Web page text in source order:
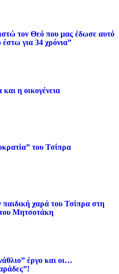
τον Θεό που μας έδωσε αυτό
για 34 χρόνια”
η οικογένεια
του Τσίπρα
χαρά του Τσίπρα στη
Μητσοτάκη
έργο και οι…